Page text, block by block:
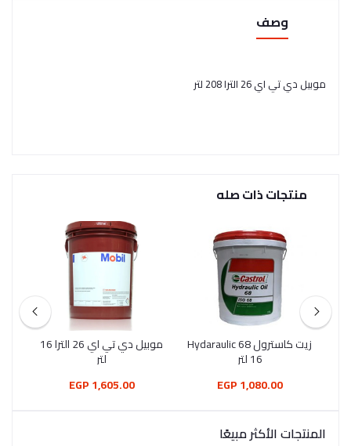
وصف
موبيل دي تي اي 26 الترا 208 لتر
منتجات ذات صله
زيت كاسترول Hydaraulic 68
16 لتر
1,080.00 EGP
موبيل دي تي اي 26 الترا 16
لتر
1,605.00 EGP
المنتجات الأكثر مبيعًا